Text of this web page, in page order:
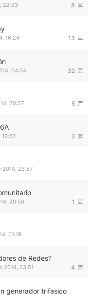
8
22:23
13
16:24
32
04:54
5
20:57
3
12:57
2014, 23:57
1
20:50
01:19
de Redes?
4
2014, 23:51
generador trifasico